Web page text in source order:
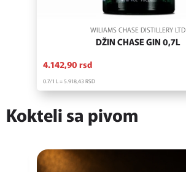
WILIAMS CHASE DISTILLERY LTD
DŽIN CHASE GIN 0,7L
4.142,90 rsd
0.7/1 L = 5.918,43 RSD
Kokteli sa pivom